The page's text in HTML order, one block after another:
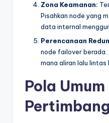
Zona Keamanan:
Pisahkan node yang
data internal
Perencanaan
node failover berada.
mana aliran lalu lintas
Pola Umum